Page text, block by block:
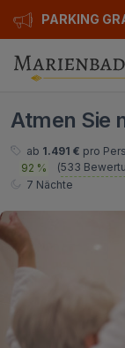
PARKING
Hotels
Kurhotels
Ensana Hotels
Orea Hotels
Sonderangebot
Kontakt
Kontakt
Atmen Sie
ab 1.491 € pro
92 %
(533
7 Nächte